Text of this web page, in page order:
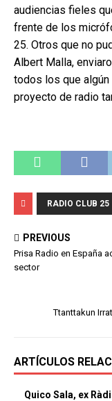
audiencias fieles
frente de los
25. Otros que no
Albert Malla,
todos los que
proyecto de radio
RADIO CLUB 25
PREVIOUS
Prisa Radio en España
sector
Ttanttakun
ARTÍCULOS
Quico Sala, ex